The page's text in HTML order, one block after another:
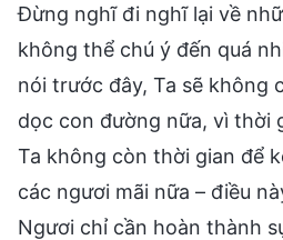
Đừng nghĩ đi nghĩ lại về
không thể chú ý đến quá
nói trước đây, Ta sẽ không
dọc con đường nữa, vì thời
Ta không còn thời gian để
các ngươi mãi nữa – điều
Ngươi chỉ cần hoàn thành